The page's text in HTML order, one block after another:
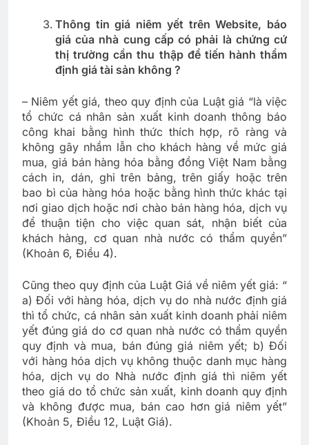
Thông tin giá niêm yết trên Website, báo
giá của nhà cung cấp có phải là chứng cứ
thị trường cần thu thập để tiến hành thẩm
định giá tài sản không ?
– Niêm yết giá, theo quy định của Luật giá “là việc
tổ chức cá nhân sản xuất kinh doanh thông báo
công khai bằng hình thức thích hợp, rõ ràng và
không gây nhầm lẫn cho khách hàng về mức giá
mua, giá bán hàng hóa bằng đồng Việt Nam bằng
cách in, dán, ghi trên bảng, trên giấy hoặc trên
bao bì của hàng hóa hoặc bằng hình thức khác tại
nơi giao dịch hoặc nơi chào bán hàng hóa, dịch vụ
để thuận tiện cho việc quan sát, nhận biết của
khách hàng, cơ quan nhà nước có thẩm quyền”
(Khoản 6, Điều 4).
Cũng theo quy định của Luật Giá về niêm yết giá: “
a) Đối với hàng hóa, dịch vụ do nhà nước định giá
thì tổ chức, cá nhân sản xuất kinh doanh phải niêm
yết đúng giá do cơ quan nhà nước có thẩm quyền
quy định và mua, bán đúng giá niêm yết; b) Đối
với hàng hóa dịch vụ không thuộc danh mục hàng
hóa, dịch vụ do Nhà nước định giá thì niêm yết
theo giá do tổ chức sản xuất, kinh doanh quy định
và không được mua, bán cao hơn giá niêm yết”
(Khoản 5, Điều 12, Luật Giá).